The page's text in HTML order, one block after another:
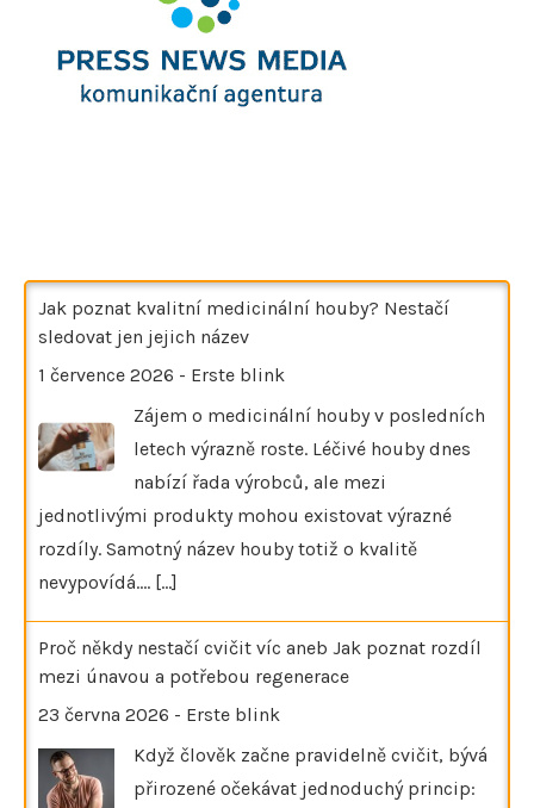
Jak poznat kvalitní medicinální houby? Nestačí
sledovat jen jejich název
1 července 2026 - Erste blink
Zájem o medicinální houby v posledních
letech výrazně roste. Léčivé houby dnes
nabízí řada výrobců, ale mezi
jednotlivými produkty mohou existovat výrazné
rozdíly. Samotný název houby totiž o kvalitě
nevypovídá.… [...]
Proč někdy nestačí cvičit víc aneb Jak poznat rozdíl
mezi únavou a potřebou regenerace
23 června 2026 - Erste blink
Když člověk začne pravidelně cvičit, bývá
přirozené očekávat jednoduchý princip: